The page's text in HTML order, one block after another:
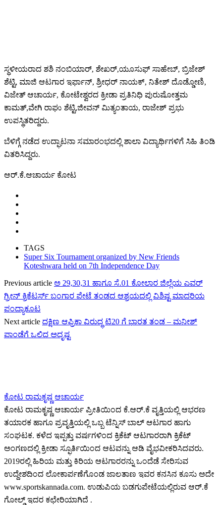
ಸ್ಥಳೀಯರಾದ ಶಶಿ ನಂಬಿಯಾರ್, ಶೇಖರ್,ಯೂಸುಫ್ ಸಾಹೇಬ್, ಬ್ರಿಜೇಶ್
ಶೆಟ್ಟಿ, ಮಾಜಿ ಆಟಗಾರ ಇರ್ಫಾನ್, ಶ್ರೀಧರ್ ನಾಯಕ್, ನಿತೇಶ್ ದೊಡ್ಡೋಣಿ,
ವಿಜೇತ್ ಆಚಾರ್ಯ, ಕೋಟೇಶ್ವರದ ಕ್ರೀಡಾ ಪ್ರತಿನಿಧಿ ಪುರುಷೋತ್ತಮ
ಕಾಮತ್,ವೇಗಿ ರಾಘು ಶೆಟ್ಟಿ,ಜೀವನ್ ಮಿತ್ಯಂತಾಯ, ರಾಜೇಶ್ ಪ್ರಭು
ಉಪಸ್ಥಿತರಿದ್ದರು.
ಬೆಳಿಗ್ಗೆ ನಡೆದ ಉದ್ಘಾಟನಾ ಸಮಾರಂಭದಲ್ಲಿ ಶಾಲಾ ವಿದ್ಯಾರ್ಥಿಗಳಿಗೆ ಸಿಹಿ ತಿಂಡಿ
ವಿತರಿಸಿದ್ದರು.
ಆರ್.ಕೆ.ಆಚಾರ್ಯ ಕೋಟ
TAGS
Super Six Tournament organized by New Friends
Koteshwara held on 7th Independence Day
Previous article ಅ 29,30,31 ಹಾಗೂ ಸೆ.01 ಕೋಲಾರ ಜಿಲ್ಲೆಯ ಎವರ್
ಗ್ರೀನ್ ಕ್ರಿಕೆಟರ್ಸ್ ಬಂಗಾರ ಪೇಟೆ ತಂಡದ ಆಶ್ರಯದಲ್ಲಿ ವಿಶಿಷ್ಟ ಮಾದರಿಯ
ಪಂದ್ಯಾಕೂಟ
Next article ದಕ್ಷಿಣ ಆಫ್ರಿಕಾ ವಿರುದ್ಧ ಟಿ20 ಗೆ ಭಾರತ ತಂಡ – ಮನೀಶ್
ಪಾಂಡೆಗೆ ಒಲಿದ ಅದೃಷ್ಟ
ಕೋಟ ರಾಮಕೃಷ್ಣ ಆಚಾರ್ಯ
ಕೋಟ ರಾಮಕೃಷ್ಣ ಆಚಾರ್ಯ ಪ್ರೀತಿಯಿಂದ ಕೆ.ಆರ್.ಕೆ ವೃತ್ತಿಯಲ್ಲಿ ಆಭರಣ
ತಯಾರಕ ಹಾಗೂ ಪ್ರವೃತ್ತಿಯಲ್ಲಿ ಒಬ್ಬ ಟೆನ್ನಿಸ್ ಬಾಲ್ ಆಟಗಾರ ಹಾಗು
ಸಂಘಟಕ. ಕಳೆದ ಇಪ್ಪತ್ತು ವರ್ಷಗಳಿಂದ ಕ್ರಿಕೆಟ್ ಆಟಗಾರರಾಗಿ ಕ್ರಿಕೆಟ್
ಅಂಗಣದಲ್ಲಿ ಕ್ರೀಡಾ ಸ್ಫೂರ್ತಿಯಿಂದ ಆಟವನ್ನು ಆಡಿ ವೈಭವೀಕರಿಸಿದವರು.
2019ರಲ್ಲಿ ಹಿರಿಯ ಮತ್ತು ಕಿರಿಯ ಆಟಗಾರರನ್ನು ಒಂದೆಡೆ ಸೇರಿಸುವ
ಉದ್ದೇಶದಿಂದ ಲೋಕಾರ್ಪಣೆಗೊಂಡ ಜಾಲತಾಣ ಇವರ ಕನಸಿನ ಕೂಸು ಅದೇ
www.sportskannada.com. ಉಡುಪಿಯ ಬಡಗುಪೇಟೆಯಲ್ಲಿರುವ ಆರ್.ಕೆ
ಗೋಲ್ಡ್ ಇದರ ಕಛೇರಿಯಾಗಿದೆ .